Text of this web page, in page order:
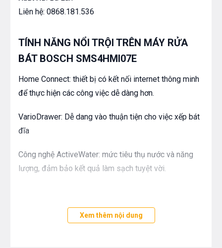
Liên hệ: 0868.181.536
TÍNH NĂNG NỔI TRỘI TRÊN MÁY RỬA
BÁT BOSCH SMS4HMI07E
Home Connect: thiết bị có kết nối internet thông minh
để thực hiện các công việc dễ dàng hơn.
VarioDrawer: Dễ dang vào thuận tiện cho việc xếp bát
đĩa
Công nghệ ActiveWater: mức tiêu thụ nước và năng
lượng, đảm bảo kết quả làm sạch tuyệt vời.
THÔNG SỐ KỸ THUẬT CỦAMÁY RỬA
Xem thêm nội dung